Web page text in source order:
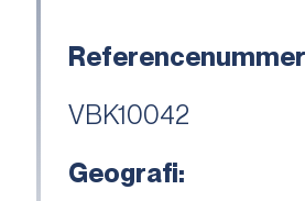
VBK10042
Geografi: